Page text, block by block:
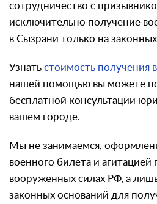
сотрудничество с
исключительно получение
в Сызрани только на
Узнать стоимость получения
нашей помощью вы можете
бесплатной консультации
вашем городе.
Мы не занимаемся,
военного билета и
вооруженных силах РФ, а
законных оснований для